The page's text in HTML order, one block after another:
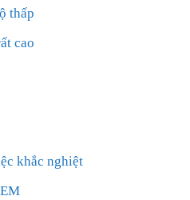
thấp
cao
khắc nghiệt